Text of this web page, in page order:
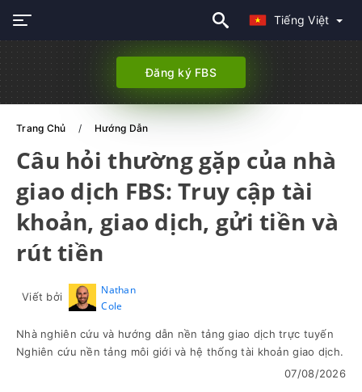
Tiếng Việt
Đăng ký FBS
Trang Chủ Hướng Dẫn
Câu hỏi thường gặp của nhà
giao dịch FBS: Truy cập tài
khoản, giao dịch, gửi tiền và
rút tiền
Viết bởi
Nathan
Cole
Nhà nghiên cứu và hướng dẫn nền tảng giao dịch trực tuyến
Nghiên cứu nền tảng môi giới và hệ thống tài khoản giao dịch.
07/08/2026